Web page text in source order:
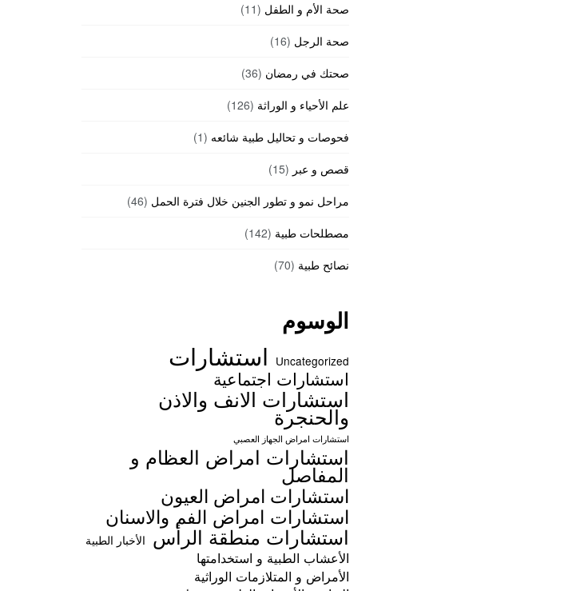
صحة الأم و الطفل (11)
صحة الرجل (16)
صحتك في رمضان (36)
علم الأحياء و الوراثة (126)
فحوصات و تحاليل طبية شائعه (1)
قصص و عبر (15)
مراحل نمو و تطور الجنين خلال فترة الحمل (46)
مصطلحات طبية (142)
نصائح طبية (70)
الوسوم
Uncategorized استشارات
استشارات اجتماعية
استشارات الانف والاذن
والحنجرة
استشارات امراض الجهاز العصبي
استشارات امراض العظام و
المفاصل
استشارات امراض العيون
استشارات امراض الفم والاسنان
استشارات منطقة الرأس الأخبار الطبية
الأعشاب الطبية و استخدامتها
الأمراض و المتلازمات الوراثية